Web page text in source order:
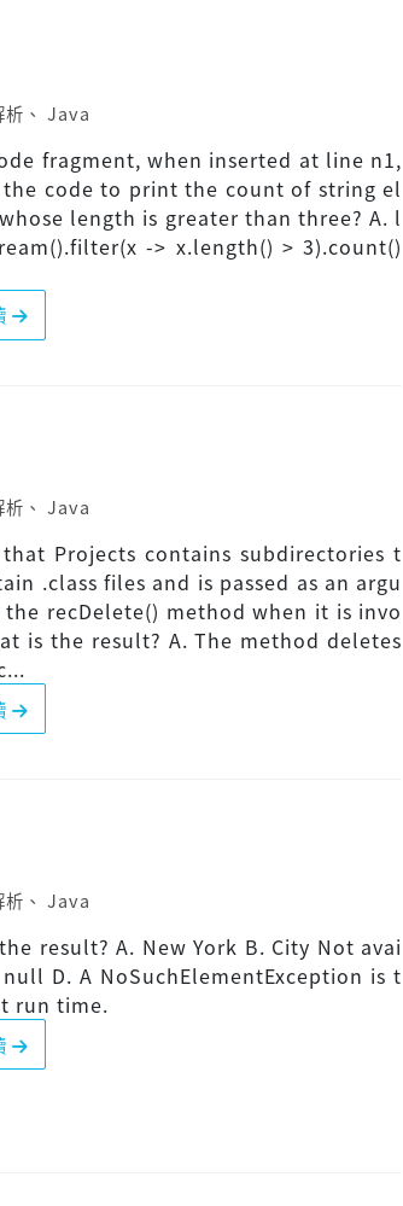
析 、 Java
fragment, when inserted at line n1,
the code to print the count of string el
length is greater than three? A. l
-> x.length() > 3).count()
析 、 Java
that Projects contains subdirectories t
.class files and is passed as an argu
recDelete() method when it is invo
is the result? A. The method deletes
析 、 Java
result? A. New York B. City Not avai
D. A NoSuchElementException is t
run time.